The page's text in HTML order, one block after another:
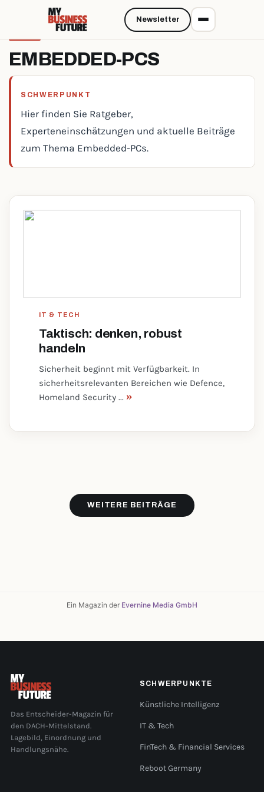
EMBEDDED-PCS
SCHWERPUNKT
Hier finden Sie Ratgeber,
Experteneinschätzungen und aktuelle Beiträge
zum Thema Embedded-PCs.
IT & TECH
Taktisch: denken, robust
handeln
Sicherheit beginnt mit Verfügbarkeit. In
sicherheitsrelevanten Bereichen wie Defence,
Homeland Security ... »
WEITERE BEITRÄGE
Ein Magazin der Evernine Media GmbH
Newsletter
Das Entscheider-Magazin für
den DACH-Mittelstand.
Lagebild, Einordnung und
Handlungsnähe.
SCHWERPUNKTE
Künstliche Intelligenz
IT & Tech
FinTech & Financial Services
Reboot Germany